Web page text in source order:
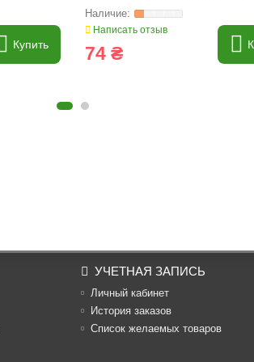
Купить
Написать отзыв
74 ₴
УЧЕТНАЯ ЗАПИСЬ
Личный кабинет
История заказов
Список желаемых товаров